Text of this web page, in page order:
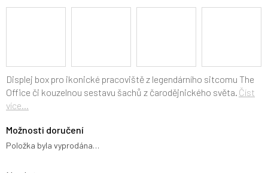
Možnosti doručení
Položka byla vyprodána…
Displej box pro ikonické pracoviště z legendárního sitcomu The
Office či kouzelnou sestavu šachů z čarodějnického světa. Číst
více...